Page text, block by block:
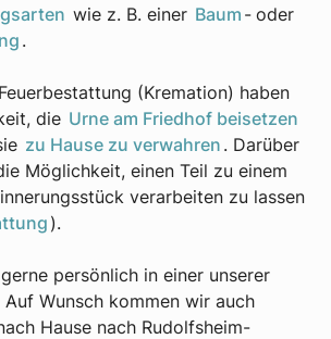
wie z. B. einer Baum - oder
.
(Kremation) haben
die Urne am Friedhof beisetzen
zu Hause zu verwahren . Darüber
Möglichkeit, einen Teil zu einem
verarbeiten zu lassen
).
persönlich in einer unserer
Auf Wunsch kommen wir auch
Hause nach Rudolfsheim-